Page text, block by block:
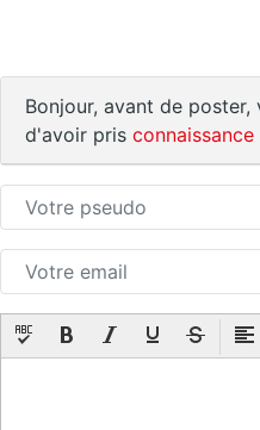
Bonjour, avant de poster,
d'avoir pris